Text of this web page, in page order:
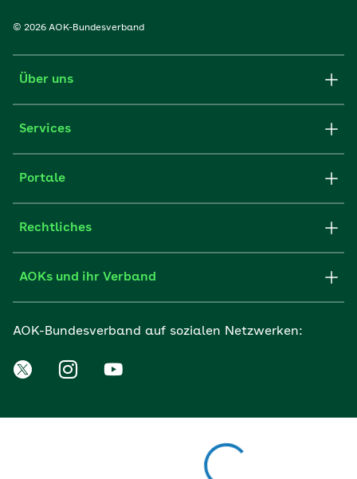
© 2026 AOK-Bundesverband
Über uns
Services
Portale
Rechtliches
AOKs und ihr Verband
AOK-Bundesverband auf sozialen Netzwerken: